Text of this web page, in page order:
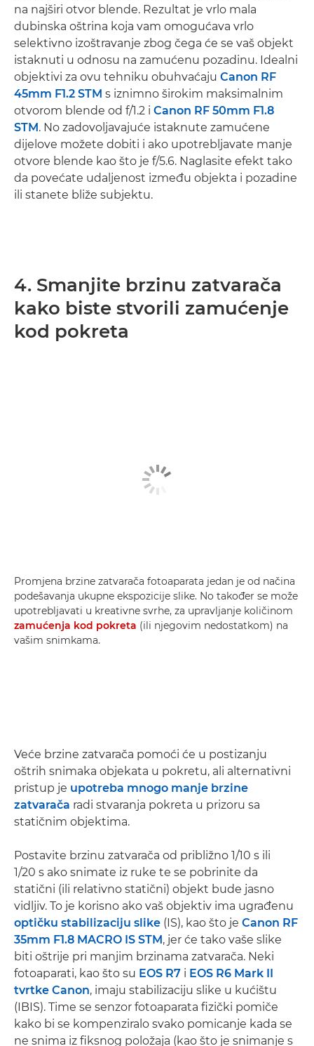
na najširi otvor blende. Rezultat je vrlo mala
dubinska oštrina koja vam omogućava vrlo
selektivno izoštravanje zbog čega će se vaš objekt
istaknuti u odnosu na zamućenu pozadinu. Idealni
objektivi za ovu tehniku obuhvaćaju Canon RF
45mm F1.2 STM s iznimno širokim maksimalnim
otvorom blende od f/1.2 i Canon RF 50mm F1.8
STM. No zadovoljavajuće istaknute zamućene
dijelove možete dobiti i ako upotrebljavate manje
otvore blende kao što je f/5.6. Naglasite efekt tako
da povećate udaljenost između objekta i pozadine
ili stanete bliže subjektu.
4. Smanjite brzinu zatvarača
kako biste stvorili zamućenje
kod pokreta
Promjena brzine zatvarača fotoaparata jedan je od načina
podešavanja ukupne ekspozicije slike. No također se može
upotrebljavati u kreativne svrhe, za upravljanje količinom
zamućenja kod pokreta (ili njegovim nedostatkom) na
vašim snimkama.
Veće brzine zatvarača pomoći će u postizanju
oštrih snimaka objekata u pokretu, ali alternativni
pristup je upotreba mnogo manje brzine
zatvarača radi stvaranja pokreta u prizoru sa
statičnim objektima.
Postavite brzinu zatvarača od približno 1/10 s ili
1/20 s ako snimate iz ruke te se pobrinite da
statični (ili relativno statični) objekt bude jasno
vidljiv. To je korisno ako vaš objektiv ima ugrađenu
optičku stabilizaciju slike (IS), kao što je Canon RF
35mm F1.8 MACRO IS STM, jer će tako vaše slike
biti oštrije pri manjim brzinama zatvarača. Neki
fotoaparati, kao što su EOS R7 i EOS R6 Mark II
tvrtke Canon, imaju stabilizaciju slike u kućištu
(IBIS). Time se senzor fotoaparata fizički pomiče
kako bi se kompenziralo svako pomicanje kada se
ne snima iz fiksnog položaja (kao što je snimanje s